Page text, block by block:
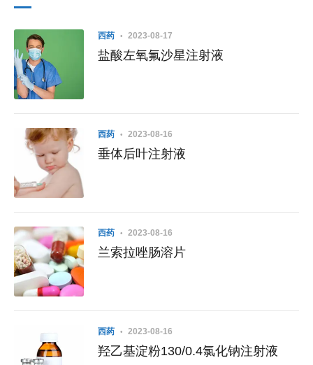
西药 2023-08-17
盐酸左氧氟沙星注射液
西药 2023-08-16
垂体后叶注射液
西药 2023-08-16
兰索拉唑肠溶片
西药 2023-08-16
羟乙基淀粉130/0.4氯化钠注射液